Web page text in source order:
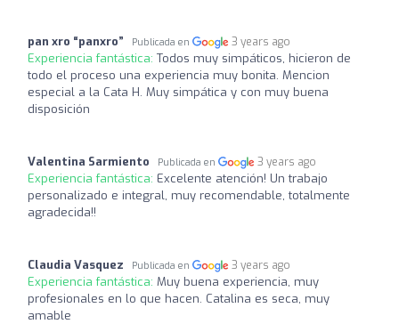
pan xro “panxro” Publicada en 3 years ago
Experiencia fantástica: Todos muy simpáticos, hicieron de
todo el proceso una experiencia muy bonita. Mencion
especial a la Cata H. Muy simpática y con muy buena
disposición
Valentina Sarmiento Publicada en 3 years ago
Experiencia fantástica: Excelente atención! Un trabajo
personalizado e integral, muy recomendable, totalmente
agradecida!!
Claudia Vasquez Publicada en 3 years ago
Experiencia fantástica: Muy buena experiencia, muy
profesionales en lo que hacen. Catalina es seca, muy
amable